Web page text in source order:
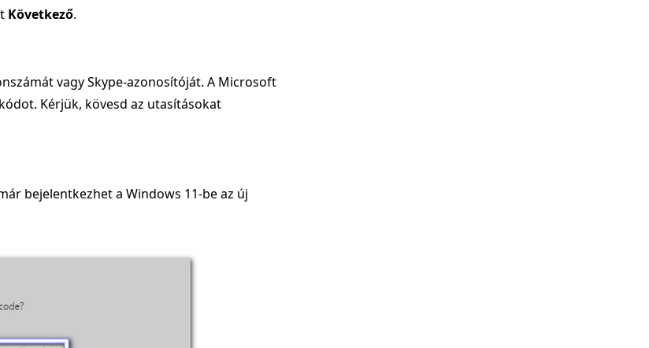
Következő.
vagy Skype-azonosítóját. A Microsoft
Kérjük, kövesd az utasításokat
bejelentkezhet a Windows 11-be az új